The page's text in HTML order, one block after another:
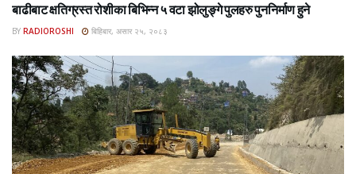
बाढीबाट क्षतिग्रस्त रोशीका बिभिन्न ५ वटा झोलुङ्गे पुलहरु पुननिर्माण हुने
BY RADIOROSHI बिहिबार, असार २५, २०८३